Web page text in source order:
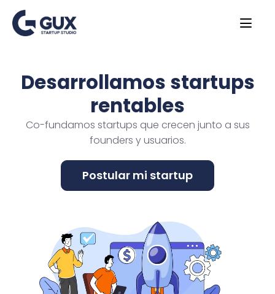
Desarrollamos startups
rentables
Co-fundamos startups que crecen junto a sus
founders y usuarios.